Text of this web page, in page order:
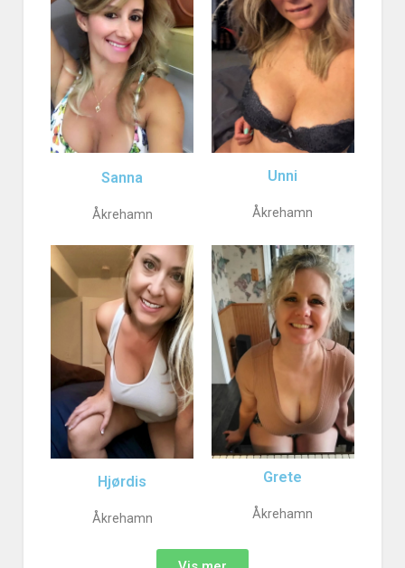
Sanna
Åkrehamn
Unni
Åkrehamn
Hjørdis
Åkrehamn
Grete
Åkrehamn